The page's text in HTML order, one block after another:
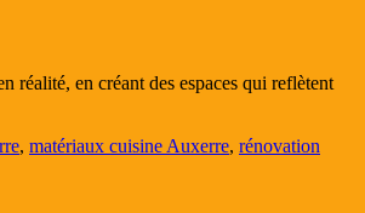
réalité, en créant des espaces qui reflètent
, matériaux cuisine Auxerre, rénovation